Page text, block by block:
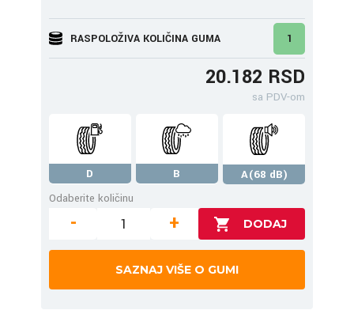
RASPOLOŽIVA KOLIČINA GUMA 1
20.182 RSD
sa PDV-om
D B
A(68 dB)
Odaberite količinu
- +
SAZNAJ VIŠE O GUMI